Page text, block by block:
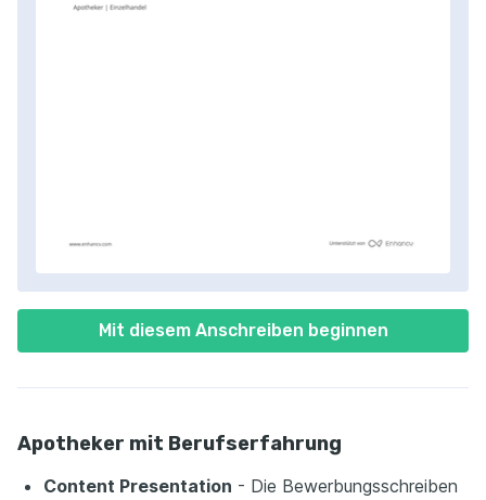
Mit diesem Anschreiben beginnen
Apotheker mit Berufserfahrung
Content Presentation - Die Bewerbungsschreiben